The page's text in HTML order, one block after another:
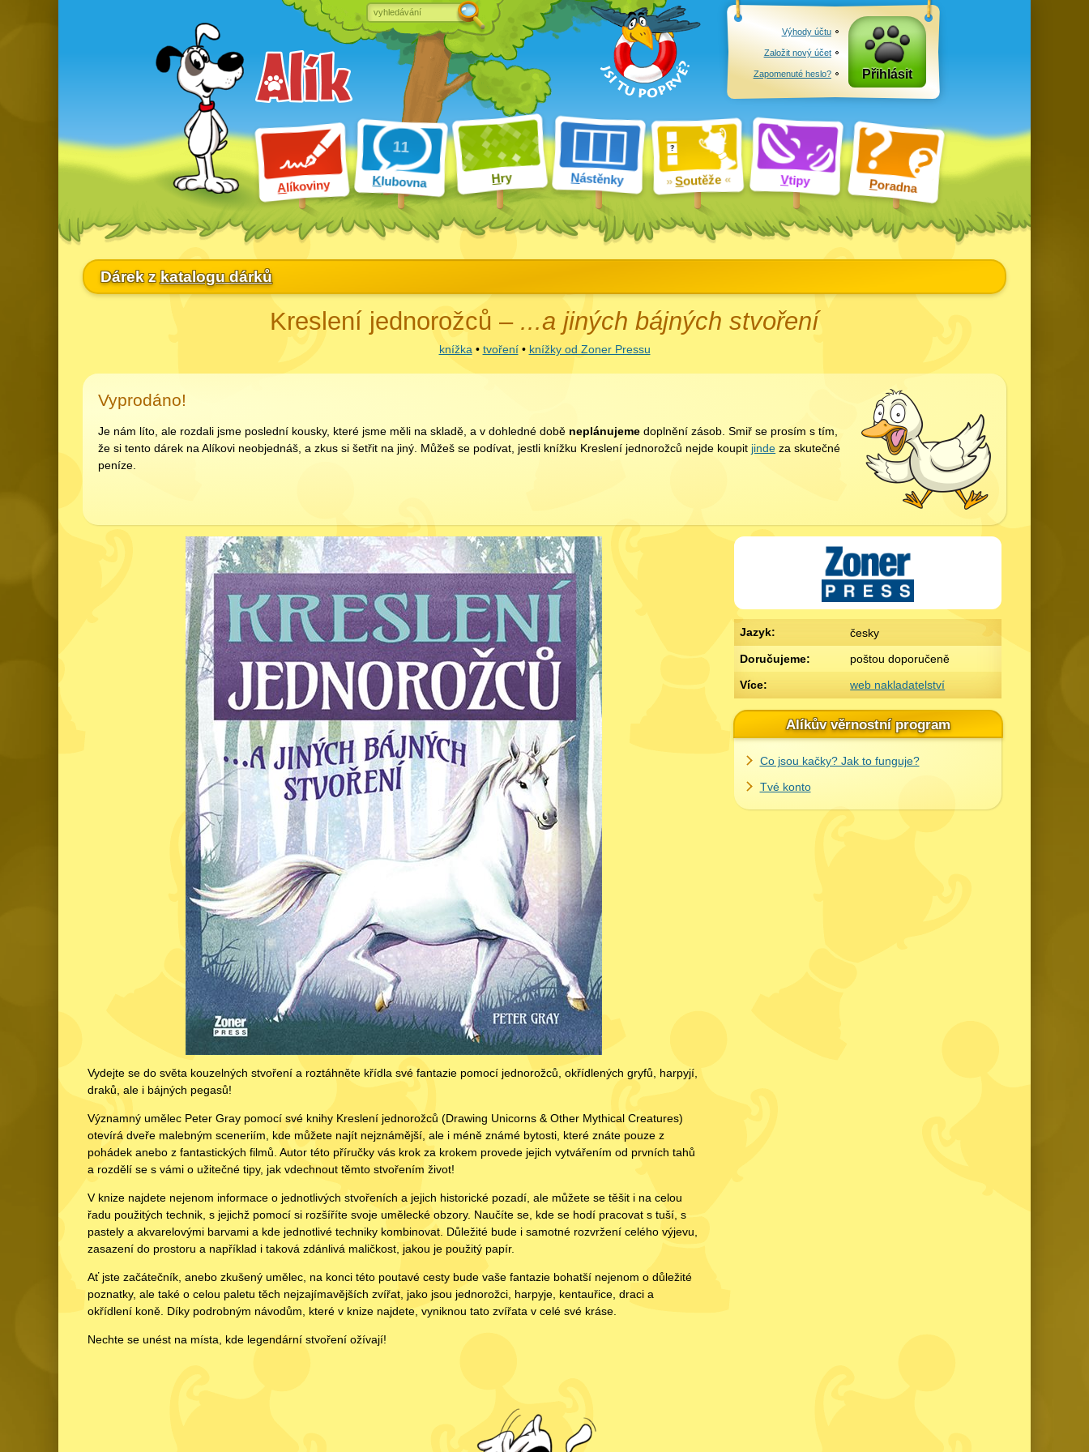
Alíkoviny Klubovna Hry Nástěnky Soutěže Vtipy Poradna
Výhody účtu
Založit nový účet
Zapomenuté heslo? Přihlásit
Dárek zkatalogu dárků
Kreslení jednorožců – ...a jiných bájných stvoření
knížka • tvoření• knížky od Zoner Pressu
Vyprodáno!
Je nám líto, ale rozdali jsme poslední kousky, které jsme měli na skladě, a v dohledné době neplánujeme doplnění zásob. Smiř se prosím s tím,
že si tento dárek na Alíkovi neobjednáš, a zkus si šetřit na jiný. Můžeš se podívat, jestli knížku Kreslení jednorožců nejde koupit jinde za skutečné
peníze.
Vydejte se do světa kouzelných stvoření a roztáhněte křídla své fantazie pomocí jednorožců, okřídlených gryfů, harpyjí,
draků, ale i bájných pegasů!
Významný umělec Peter Gray pomocí své knihy Kreslení jednorožců (Drawing Unicorns & Other Mythical Creatures)
otevírá dveře malebným sceneriím, kde můžete najít nejznámější, ale i méně známé bytosti, které znáte pouze z
pohádek anebo z fantastických filmů. Autor této příručky vás krok za krokem provede jejich vytvářením od prvních tahů
a rozdělí se s vámi o užitečné tipy, jak vdechnout těmto stvořením život!
V knize najdete nejenom informace o jednotlivých stvořeních a jejich historické pozadí, ale můžete se těšit i na celou
řadu použitých technik, s jejichž pomocí si rozšíříte svoje umělecké obzory. Naučíte se, kde se hodí pracovat s tuší, s
pastely a akvarelovými barvami a kde jednotlivé techniky kombinovat. Důležité bude i samotné rozvržení celého výjevu,
zasazení do prostoru a například i taková zdánlivá maličkost, jakou je použitý papír.
Ať jste začátečník, anebo zkušený umělec, na konci této poutavé cesty bude vaše fantazie bohatší nejenom o důležité
poznatky, ale také o celou paletu těch nejzajímavějších zvířat, jako jsou jednorožci, harpyje, kentauřice, draci a
okřídlení koně. Díky podrobným návodům, které v knize najdete, vyniknou tato zvířata v celé své kráse.
Nechte se unést na místa, kde legendární stvoření ožívají!
Jazyk:
česky
Doručujeme:
poštou doporučeně
Více:
web nakladatelství
Alíkův věrnostní program
Co jsou kačky? Jak to funguje?
Tvé konto